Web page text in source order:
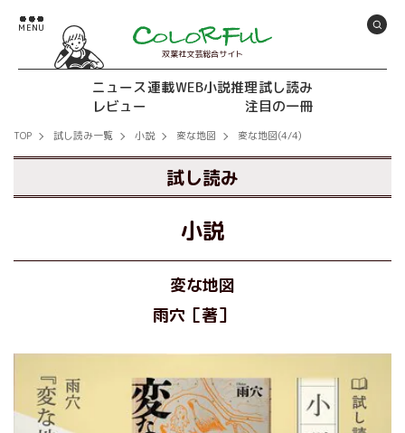
双葉社文芸総合サイト
ニュース連載WEB小説推理試し読み
レビュー
注目の一冊
TOP 試し読み一覧 小説 変な地図 変な地図(4/4)
試し読み
小説
変な地図
雨穴［著］